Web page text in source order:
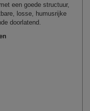
een goede structuur,
losse, humusrijke
doorlatend.